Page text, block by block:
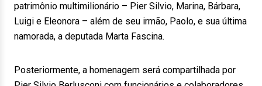
patrimônio multimilionário – Pier Silvio, Marina, Bárbara,
Luigi e Eleonora – além de seu irmão, Paolo, e sua última
namorada, a deputada Marta Fascina.
Posteriormente, a homenagem será compartilhada por